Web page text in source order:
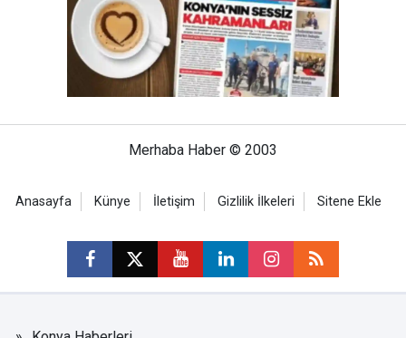
Merhaba Haber © 2003
Anasayfa Künye İletişim Gizlilik İlkeleri Sitene Ekle